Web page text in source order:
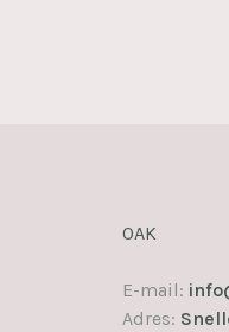
OAK
E-mail:
Adres: